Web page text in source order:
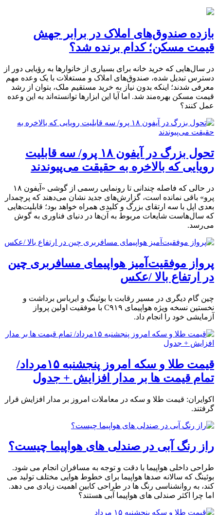
بازده صندوق‌های املاک در برابر جهش
قیمت مسکن؛ کدام برنده شد؟
در سال‌هایی که خرید خانه برای بسیاری از خانوارها به رؤیایی دور از
دسترس تبدیل شده، صندوق‌های املاک و مستغلات با یک وعده مهم
معرفی شدند؛ اینکه بدون نیاز به خرید مستقیم ملک، بتوان از رشد
قیمت مسکن بهره‌مند شد. اما آیا این ابزارها توانسته‌اند به این وعده
عمل کنند؟
تحول بزرگ در آیفون ۱۸ پرو/ سه قابلیت
رویایی که بالاخره به حقیقت می‌پیوندند
در حالی که فاصله چندانی تا رونمایی رسمی از گوشی «آیفون ۱۸
پرو» باقی نمانده است، گزارش‌های جدید نشان می‌دهند که پرچمدار
بعدی اپل با سه ارتقای بزرگ و کلیدی همراه خواهد بود؛ قابلیت‌هایی
که سال‌هاست شایعات مربوط به آن‌ها در دنیای فناوری به گوش
می‌رسد.
پرواز موفقیت‌آمیز هواپیمای مسافربری چین
در ارتفاع بالا /عکس
چین گام دیگری در مسیر رقابت با بوئینگ و ایرباس برداشت و
نخستین نسخه ویژه هواپیمای C۹۱۹ با موفقیت اولین پرواز
آزمایشی خود را انجام داد.
قیمت طلا و سکه امروز پنجشنبه ۱۵مرداد/
تمام قیمت ها بر مدار افزایش + جدول
اکوایران: قیمت طلا و سکه در معاملات امروز بر مدار افزایش قرار
گرفتند.
راز رنگ آبی در صندلی های هواپیما چیست؟
طراحی داخلی هواپیما با دقت و توجه به مسافران انجام می شود.
بوئینگ که سالانه صدها هواپیما برای خطوط هوایی مختلف تولید می
کند، به روانشناسی رنگ ها در طراحی کابین اهمیت زیادی می دهد.
اما چرا اکثر صندلی های هواپیما آبی هستند؟